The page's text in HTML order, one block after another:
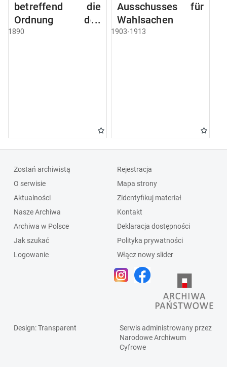
betreffend die
Ordnung des
Geschäftsganges
1890
Ausschusses für
Wahlsachen
1903-1913
Zostań archiwistą
O serwisie
Aktualności
Nasze Archiwa
Archiwa w Polsce
Jak szukać
Logowanie
Rejestracja
Mapa strony
Zidentyfikuj materiał
Kontakt
Deklaracja dostępności
Polityka prywatności
Włącz nowy slider
Design: Transparent
Serwis administrowany przez
Narodowe Archiwum
Cyfrowe